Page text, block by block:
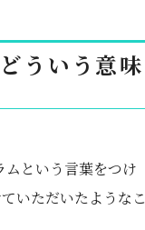
ういう意味
という言葉をつけ
いただいたようなこ